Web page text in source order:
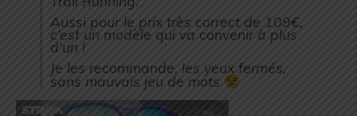
Aussi pour le prix très correct de 109€,
c’est un modèle qui va convenir à plus
d’un !
Je les recommande, les yeux fermés,
sans mauvais jeu de mots